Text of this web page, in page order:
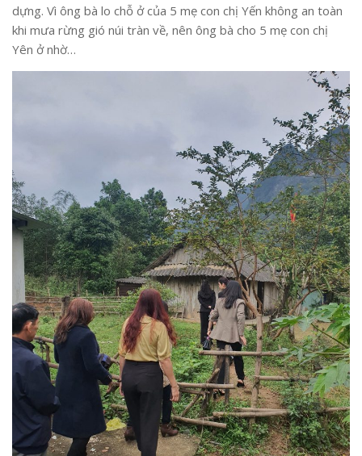
dựng. Vì ông bà lo chỗ ở của 5 mẹ con chị Yến không an toàn
khi mưa rừng gió núi tràn về, nên ông bà cho 5 mẹ con chị
Yên ở nhờ…